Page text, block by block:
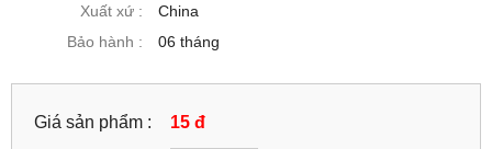
Xuất xứ :
China
Bảo hành :
06 tháng
Giá sản phẩm : 15 đ